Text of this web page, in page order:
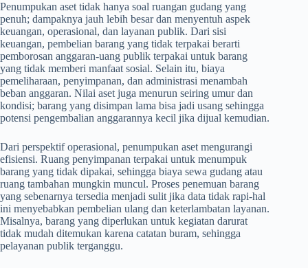
Penumpukan aset tidak hanya soal ruangan gudang yang
penuh; dampaknya jauh lebih besar dan menyentuh aspek
keuangan, operasional, dan layanan publik. Dari sisi
keuangan, pembelian barang yang tidak terpakai berarti
pemborosan anggaran-uang publik terpakai untuk barang
yang tidak memberi manfaat sosial. Selain itu, biaya
pemeliharaan, penyimpanan, dan administrasi menambah
beban anggaran. Nilai aset juga menurun seiring umur dan
kondisi; barang yang disimpan lama bisa jadi usang sehingga
potensi pengembalian anggarannya kecil jika dijual kemudian.
Dari perspektif operasional, penumpukan aset mengurangi
efisiensi. Ruang penyimpanan terpakai untuk menumpuk
barang yang tidak dipakai, sehingga biaya sewa gudang atau
ruang tambahan mungkin muncul. Proses penemuan barang
yang sebenarnya tersedia menjadi sulit jika data tidak rapi-hal
ini menyebabkan pembelian ulang dan keterlambatan layanan.
Misalnya, barang yang diperlukan untuk kegiatan darurat
tidak mudah ditemukan karena catatan buram, sehingga
pelayanan publik terganggu.